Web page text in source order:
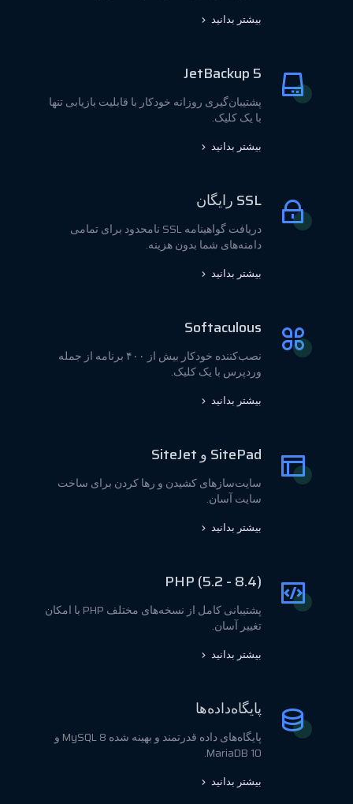
بیشتر بدانید
JetBackup 5
پشتیبان‌گیری روزانه خودکار با قابلیت بازیابی تنها
با یک کلیک.
بیشتر بدانید
SSL رایگان
دریافت گواهینامه SSL نامحدود برای تمامی
دامنه‌های شما بدون هزینه.
بیشتر بدانید
Softaculous
نصب‌کننده خودکار بیش از ۴۰۰ برنامه از جمله
وردپرس با یک کلیک.
بیشتر بدانید
SitePad و SiteJet
سایت‌سازهای کشیدن و رها کردن برای ساخت
سایت آسان.
بیشتر بدانید
PHP (5.2 - 8.4)
پشتیبانی کامل از نسخه‌های مختلف PHP با امکان
تغییر آسان.
بیشتر بدانید
پایگاه‌داده‌ها
پایگاه‌های داده قدرتمند و بهینه شده MySQL 8 و
MariaDB 10.
بیشتر بدانید